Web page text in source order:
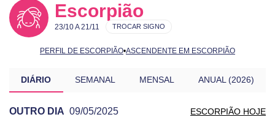
Escorpião
23/10 A 21/11
PERFIL DE ESCORPIÃO•ASCENDENTE EM ESCORPIÃO
TROCAR SIGNO
DIÁRIO SEMANAL MENSAL ANUAL (2026)
OUTRO DIA 09/05/2025 ESCORPIÃO HOJE